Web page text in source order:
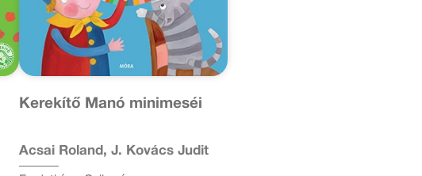
Kerekítő Manó minimeséi
Acsai Roland, J. Kovács Judit